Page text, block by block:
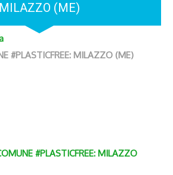
MILAZZO (ME)
#PLASTICFREE: MILAZZO (ME)